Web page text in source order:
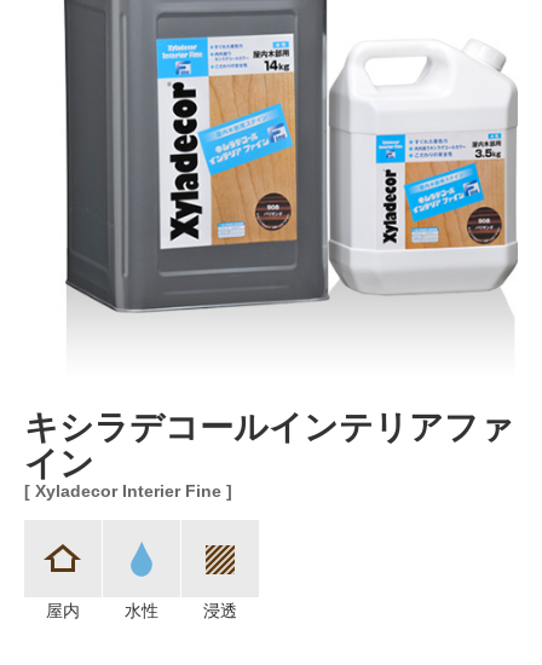
キシラデコールインテリアファ
イン
[ Xyladecor Interier Fine ]
屋内 水性 浸透